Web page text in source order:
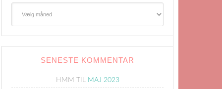
SENESTE KOMMENTAR
HMM TIL MAJ 2023